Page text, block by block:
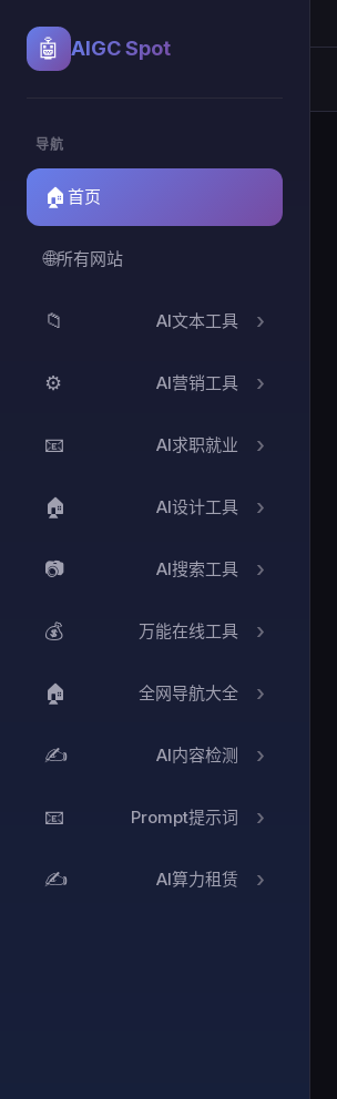
🤖 AIGC Spot
导航
🏠 首页
🌐所有网站
📁 AI文本工具
⚙️ AI营销工具
📧 AI求职就业
🏠 AI设计工具
📷 AI搜索工具
💰 万能在线工具
🏠 全网导航大全
✍️ AI内容检测
📧 Prompt提示词
✍️ AI算力租赁